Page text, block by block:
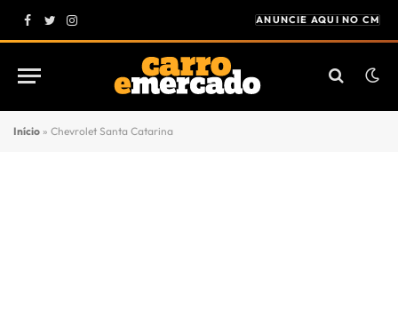
Facebook
Twitter
Instagram
ANUNCIE AQUI NO CM
Início » Chevrolet Santa Catarina